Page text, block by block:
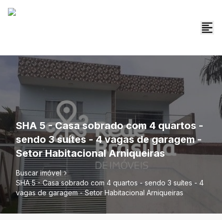
SHA 5 - Casa sobrado com 4 quartos -
sendo 3 suítes - 4 vagas de garagem -
Setor Habitacional Arniqueiras
Buscar imóvel
SHA 5 - Casa sobrado com 4 quartos - sendo 3 suítes - 4
vagas de garagem - Setor Habitacional Arniqueiras